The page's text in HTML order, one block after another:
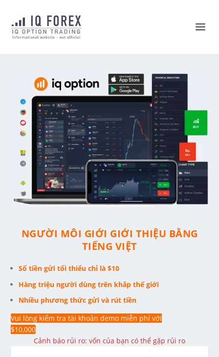
NGƯỜI MÔI GIỚI GIỚI THIỆU BẰNG
TIẾNG VIỆT
Số tiền gửi tối thiểu chỉ là $10
Hàng triệu người dùng trên khắp thế giới
Nhiều phương thức gửi và rút tiền
Vui lòng kiểm tra tài khoản demo miễn phí với
$10,000
Cảnh báo rủi ro: vốn của bạn có thể gặp rủi ro